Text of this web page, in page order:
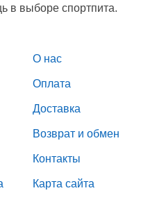
в выборе спортпита.
О нас
Оплата
Доставка
Возврат и обмен
Контакты
Карта сайта